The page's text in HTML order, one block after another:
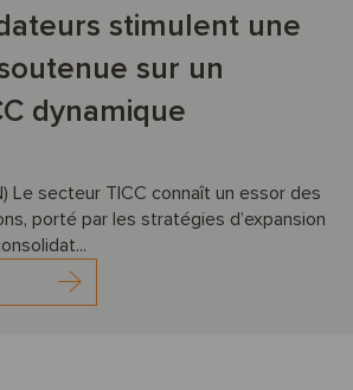
stimulent une
sur un
dynamique
Le secteur TICC connaît un essor des
porté par les stratégies d’expansion